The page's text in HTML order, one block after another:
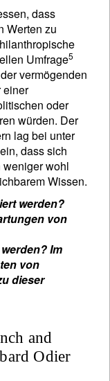
dass
Werten zu
Umfrage5
vermögenden
einer
oder
würden. Der
lag bei unter
dass sich
weniger wohl
Wissen.
werden?
von
Im
von
dieser
and
Odier